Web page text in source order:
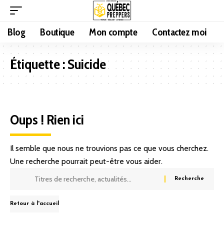
Blog Boutique Mon compte Contactez moi
Étiquette :Suicide
Oups ! Rien ici
Il semble que nous ne trouvions pas ce que vous cherchez.
Une recherche pourrait peut-être vous aider.
Retour à l'accueil